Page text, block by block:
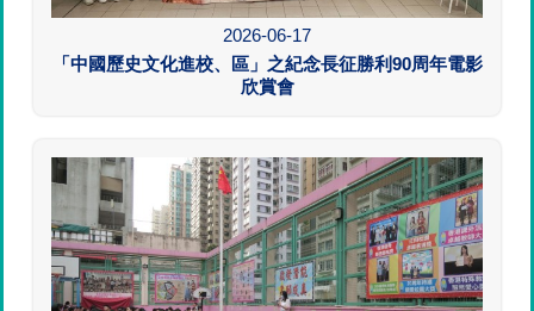
2026-06-17
「中國歷史文化進校、區」之紀念長征勝利90周年電影
欣賞會